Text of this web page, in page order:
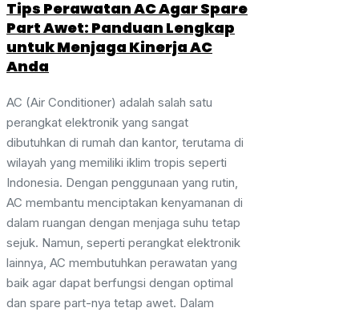
Tips Perawatan AC Agar Spare
Part Awet: Panduan Lengkap
untuk Menjaga Kinerja AC
Anda
AC (Air Conditioner) adalah salah satu
perangkat elektronik yang sangat
dibutuhkan di rumah dan kantor, terutama di
wilayah yang memiliki iklim tropis seperti
Indonesia. Dengan penggunaan yang rutin,
AC membantu menciptakan kenyamanan di
dalam ruangan dengan menjaga suhu tetap
sejuk. Namun, seperti perangkat elektronik
lainnya, AC membutuhkan perawatan yang
baik agar dapat berfungsi dengan optimal
dan spare part-nya tetap awet. Dalam